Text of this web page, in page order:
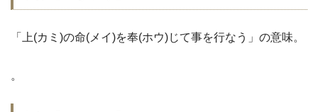
「上(カミ)の命(メイ)を奉(ホウ)じて事を行なう」の意味。
。